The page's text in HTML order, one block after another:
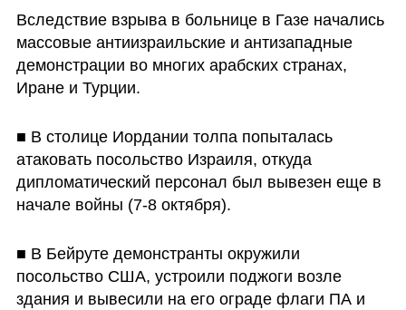
Вследствие взрыва в больнице в Газе начались
массовые антиизраильские и антизападные
демонстрации во многих арабских странах,
Иране и Турции.
■ В столице Иордании толпа попыталась
атаковать посольство Израиля, откуда
дипломатический персонал был вывезен еще в
начале войны (7-8 октября).
■ В Бейруте демонстранты окружили
посольство США, устроили поджоги возле
здания и вывесили на его ограде флаги ПА и